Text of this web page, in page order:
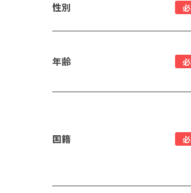
性別
年齢
国籍